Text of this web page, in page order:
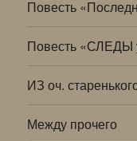
Повесть
Повесть
ИЗ оч.
Между прочего